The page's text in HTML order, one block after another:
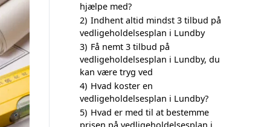
hjælpe med?
2) Indhent altid mindst 3 tilbud på
vedligeholdelsesplan i Lundby
3) Få nemt 3 tilbud på
vedligeholdelsesplan i Lundby, du
kan være tryg ved
4) Hvad koster en
vedligeholdelsesplan i Lundby?
5) Hvad er med til at bestemme